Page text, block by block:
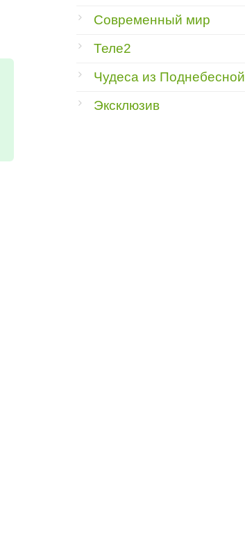
Современный мир
Теле2
Чудеса из Поднебесной
Эксклюзив